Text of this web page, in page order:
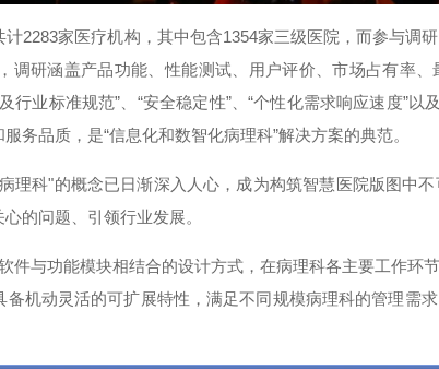
2283家医疗机构，其中包含1354家三级医院，而参与调
调研涵盖产品功能、性能测试、用户评价、市场占有率
业标准规范”、“安全稳定性”、“个性化需求响应速度”以
务品质，是“信息化和数智化病理科”解决方案的典范。
理科"的概念已日渐深入人心，成为构筑智慧医院版图中
的问题、引领行业发展。
件与功能模块相结合的设计方式，在病理科各主要工作环
机动灵活的可扩展特性，满足不同规模病理科的管理需